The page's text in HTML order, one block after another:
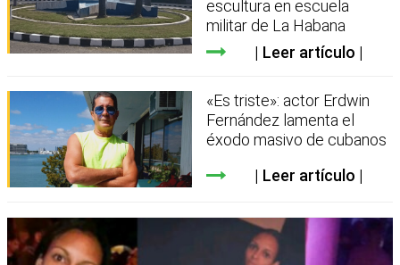
escultura en escuela
militar de La Habana
Leer artículo
«Es triste»: actor Erdwin
Fernández lamenta el
éxodo masivo de cubanos
Leer artículo